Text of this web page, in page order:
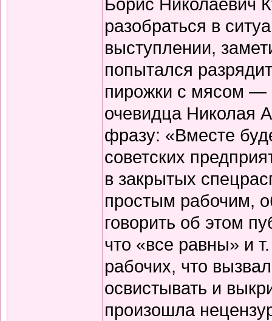
разобраться в
выступлении,
попытался
пирожки с мясом —
очевидца Николая
фразу: «Вместе
советских
в закрытых
простым рабочим,
говорить об этом
что «все равны» и
рабочих, что
освистывать и
произошла